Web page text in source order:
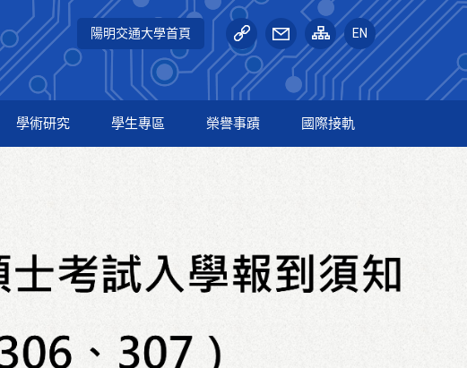
學術研究 學生專區 榮譽事蹟 國際接軌
陽明交通大學首頁 EN